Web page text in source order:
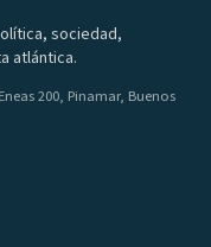
sociedad,
atlántica.
200, Pinamar, Buenos